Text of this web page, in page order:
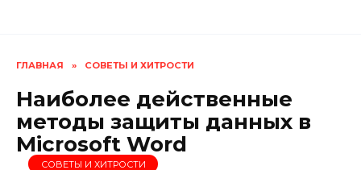
ГЛАВНАЯ » СОВЕТЫ И ХИТРОСТИ
Наиболее действенные
методы защиты данных в
Microsoft Word
СОВЕТЫ И ХИТРОСТИ